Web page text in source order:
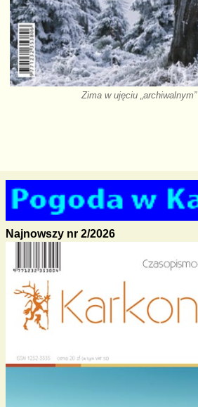
Zima w ujęciu „archiwalnym”
Najnowszy nr 2/2026